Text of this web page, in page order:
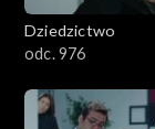
Dziedzictwo
odc. 976